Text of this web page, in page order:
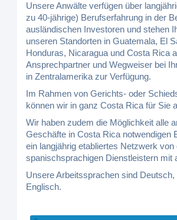
Unsere Anwälte verfügen über
zu 40-jährige) Berufserfahrung in der
ausländischen Investoren und stehen
unseren Standorten in Guatemala, El
Honduras, Nicaragua und Costa Rica
Ansprechpartner und Wegweiser bei
in Zentralamerika zur Verfügung.
Im Rahmen von Gerichts- oder
können wir in ganz Costa Rica für Sie
Wir haben zudem die Möglichkeit alle
Geschäfte in Costa Rica notwendigen
ein langjährig etabliertes Netzwerk von
spanischsprachigen Dienstleistern mit
Unsere Arbeitssprachen sind
Englisch.